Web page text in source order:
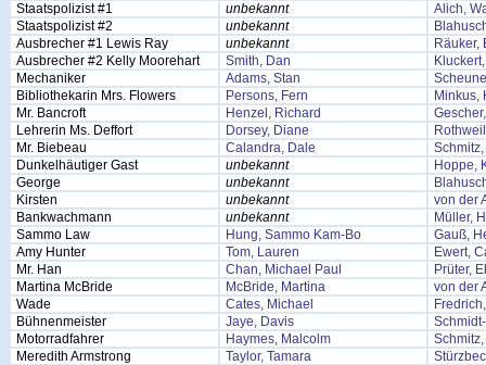
Staatspolizist #1
unbekannt
Alich,
Staatspolizist #2
unbekannt
Ausbrecher #1 Lewis Ray
unbekannt
Räuker,
Ausbrecher #2 Kelly Moorehart
Smith, Dan
Mechaniker
Adams, Stan
Bibliothekarin Mrs. Flowers
Persons, Fern
Minkus,
Mr. Bancroft
Henzel, Richard
Lehrerin Ms. Deffort
Dorsey, Diane
Mr. Biebeau
Calandra, Dale
Dunkelhäutiger Gast
unbekannt
Hoppe,
George
unbekannt
Kirsten
unbekannt
von der
Bankwachmann
unbekannt
Müller,
Sammo Law
Hung, Sammo Kam-Bo
Gauß,
Amy Hunter
Tom, Lauren
Ewert,
Mr. Han
Chan, Michael Paul
Prüter,
Martina McBride
McBride, Martina
von der
Wade
Cates, Michael
Bühnenmeister
Jaye, Davis
Motorradfahrer
Haymes, Malcolm
Meredith Armstrong
Taylor, Tamara